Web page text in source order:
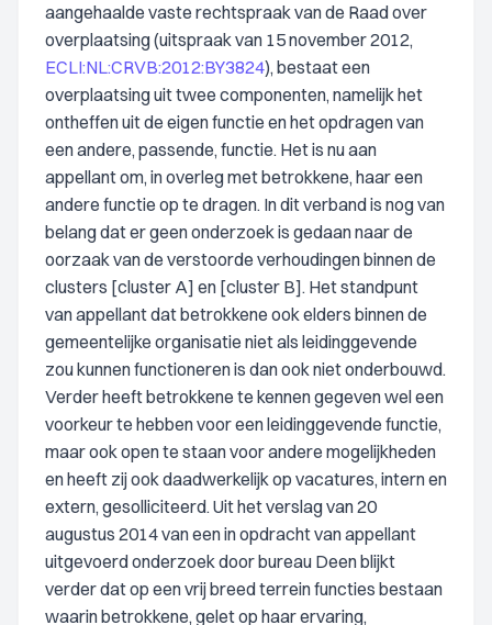
aangehaalde vaste rechtspraak van de Raad over
overplaatsing (uitspraak van 15 november 2012,
ECLI:NL:CRVB:2012:BY3824), bestaat een
overplaatsing uit twee componenten, namelijk het
ontheffen uit de eigen functie en het opdragen van
een andere, passende, functie. Het is nu aan
appellant om, in overleg met betrokkene, haar een
andere functie op te dragen. In dit verband is nog van
belang dat er geen onderzoek is gedaan naar de
oorzaak van de verstoorde verhoudingen binnen de
clusters [cluster A] en [cluster B]. Het standpunt
van appellant dat betrokkene ook elders binnen de
gemeentelijke organisatie niet als leidinggevende
zou kunnen functioneren is dan ook niet onderbouwd.
Verder heeft betrokkene te kennen gegeven wel een
voorkeur te hebben voor een leidinggevende functie,
maar ook open te staan voor andere mogelijkheden
en heeft zij ook daadwerkelijk op vacatures, intern en
extern, gesolliciteerd. Uit het verslag van 20
augustus 2014 van een in opdracht van appellant
uitgevoerd onderzoek door bureau Deen blijkt
verder dat op een vrij breed terrein functies bestaan
waarin betrokkene, gelet op haar ervaring,